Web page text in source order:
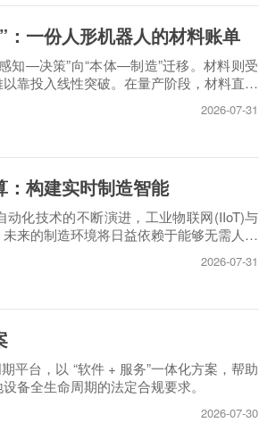
：一份人形机器人的材料账单
知—决策”向“本体—制造”迁移。材料则受
靠投入线性突破。在量产阶段，材料直接
2026-07-31
构建实时制造智能
化技术的不断演进，工业物联网(IIoT)与
来的制造环境将日益依赖于能够无需人工
2026-07-31
平台，以 “软件 + 服务”一体化方案，帮助
备全生命周期的法定合规要求。
2026-07-30